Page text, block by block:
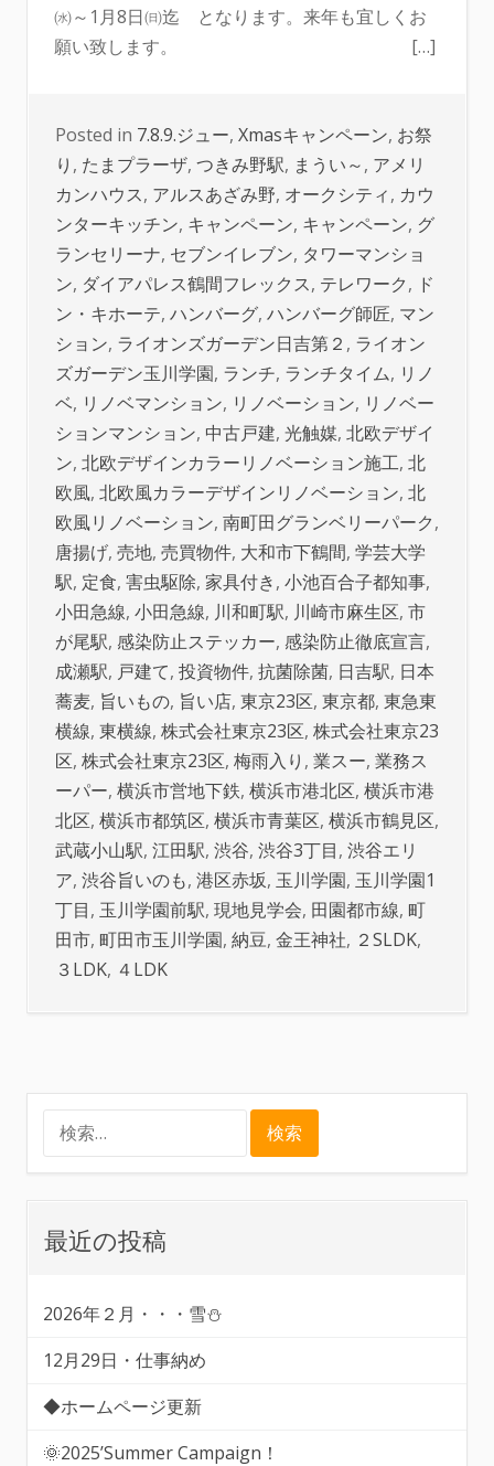
㈬～1月8日㈰迄 となります。来年も宜しくお
願い致します。 […]
Posted in 7.8.9.ジュー, Xmasキャンペーン, お祭
り , たまプラーザ, つきみ野駅, まうい～, アメリ
カンハウス, アルスあざみ野, オークシティ, カウ
ンターキッチン, キャンペーン, キャンペーン, グ
ランセリーナ, セブンイレブン, タワーマンショ
ン, ダイアパレス鶴間フレックス, テレワーク, ド
ン・キホーテ, ハンバーグ, ハンバーグ師匠, マン
ション, ライオンズガーデン日吉第２ , ライオン
ズガーデン玉川学園, ランチ, ランチタイム, リノ
ベ, リノベマンション, リノベーション, リノベー
ションマンション, 中古戸建, 光触媒, 北欧デザイ
ン, 北欧デザインカラーリノベーション施工, 北
欧風, 北欧風カラーデザインリノベーション, 北
欧風リノベーション, 南町田グランベリーパーク,
唐揚げ, 売地, 売買物件, 大和市下鶴間, 学芸大学
駅, 定食, 害虫駆除, 家具付き, 小池百合子都知事,
小田急線, 小田急線, 川和町駅, 川崎市麻生区, 市
が尾駅, 感染防止ステッカー, 感染防止徹底宣言,
成瀬駅, 戸建て, 投資物件, 抗菌除菌, 日吉駅, 日本
蕎麦, 旨いもの, 旨い店, 東京23区, 東京都, 東急東
横線, 東横線, 株式会社東京23区, 株式会社東京23
区, 株式会社東京23区, 梅雨入り , 業スー, 業務ス
ーパー, 横浜市営地下鉄, 横浜市港北区, 横浜市港
北区, 横浜市都筑区, 横浜市青葉区, 横浜市鶴見区,
武蔵小山駅, 江田駅, 渋谷, 渋谷3丁目, 渋谷エリ
ア, 渋谷旨いのも, 港区赤坂, 玉川学園, 玉川学園1
丁目, 玉川学園前駅, 現地見学会, 田園都市線, 町
田市, 町田市玉川学園, 納豆, 金王神社, ２SLDK,
３LDK, ４LDK
最近の投稿
2026年２月・・・雪⛄
12月29日・仕事納め
◆ホームページ更新
🌞2025’Summer Campaign！